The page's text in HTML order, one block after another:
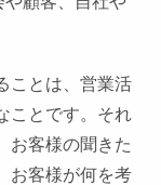
ことは、営業活
ことです。それ
お客様の聞きた
お客様が何を考